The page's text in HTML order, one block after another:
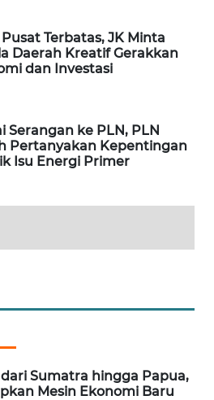
Pusat Terbatas, JK Minta
Daerah Kreatif Gerakkan
dan Investasi
Serangan ke PLN, PLN
Pertanyakan Kepentingan
Isu Energi Primer
dari Sumatra hingga Papua,
Mesin Ekonomi Baru